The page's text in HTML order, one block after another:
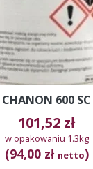
CHANON 600 SC
101,52 zł
w opakowaniu 1.3kg
(94,00 zł netto)